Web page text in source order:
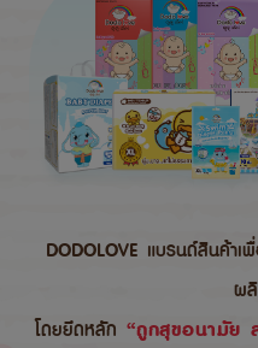
DODOLOVE แบรนด์สินค้า
ผ
โดยยึดหลัก “ถูกสุขอนามัย